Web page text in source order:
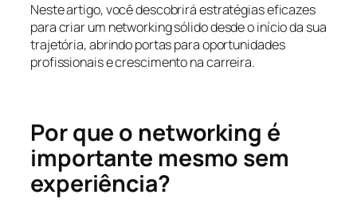
Neste artigo, você descobrirá estratégias eficazes
para criar um networking sólido desde o início da sua
trajetória, abrindo portas para oportunidades
profissionais e crescimento na carreira.
Por que o networking é
importante mesmo sem
experiência?